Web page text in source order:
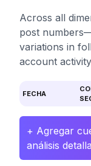
Across all
post
variations in
account
FECHA
+ Agregar
análisis